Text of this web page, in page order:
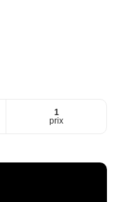
1
prix